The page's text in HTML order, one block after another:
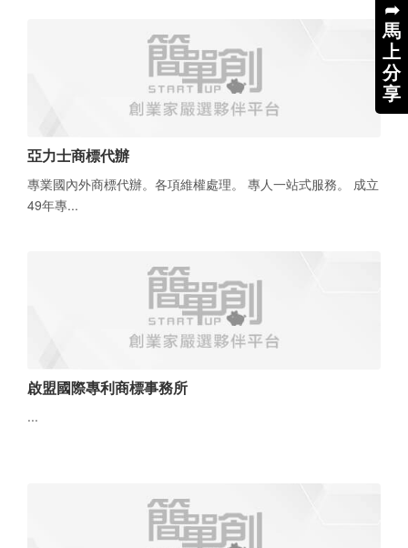
➦
馬
上
分
享
亞力士商標代辦
專業國內外商標代辦。各項維權處理。 專人一站式服務。 成立
49年專...
啟盟國際專利商標事務所
...